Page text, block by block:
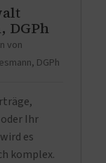
DGPh
von
DGPh
Ihr
es
komplex.